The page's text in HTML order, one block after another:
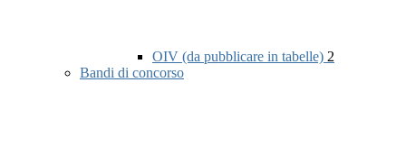
OIV (da pubblicare in tabelle) 2
Bandi di concorso